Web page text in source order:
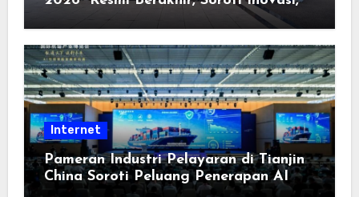
Keterbukaan, dan Pembangunan
Internet
Pameran Industri Pelayaran di Tianjin
China Soroti Peluang Penerapan AI